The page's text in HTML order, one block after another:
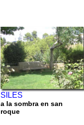
SILES
a la sombra en san
roque